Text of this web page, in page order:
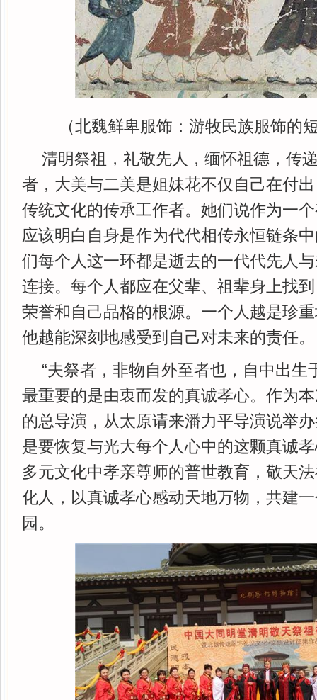
（北魏鲜卑服饰：游牧民族服饰的
清明祭祖，礼敬先人，缅怀祖德，传
者，大美与二美是姐妹花不仅自己在付
传统文化的传承工作者。她们说作为一
应该明白自身是作为代代相传永恒链条
们每个人这一环都是逝去的一代代先人
连接。每个人都应在父辈、祖辈身上找
荣誉和自己品格的根源。一个人越是珍
他越能深刻地感受到自己对未来的责任。
“夫祭者，非物自外至者也，自中出生
最重要的是由衷而发的真诚孝心。作为
的总导演，从太原请来潘力平导演说举
是要恢复与光大每个人心中的这颗真诚
多元文化中孝亲尊师的普世教育，敬天
化人，以真诚孝心感动天地万物，共建
园。